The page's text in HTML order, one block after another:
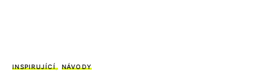
INSPIRUJÍCÍ NÁVODY